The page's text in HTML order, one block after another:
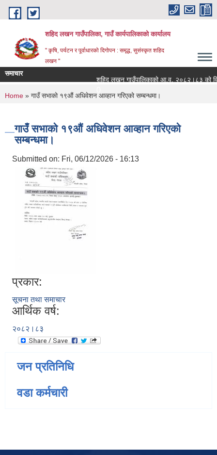
Skip to main content
शहिद लखन गाउँपालिका, गाउँ कार्यपालिकाको कार्यालय
" कृषि, पर्यटन र पूर्वाधारको दिगोपन : समृद्ध, सुसंस्कृत शहिद
लखन "
समाचार
शहिद लखन गाउँपालिकाको आ.व. २०८२।८३ को
You are here
Home » गाउँ सभाको १९औं अधिवेशन आव्हान गरिएको सम्बन्धमा।
गाउँ सभाको १९औं अधिवेशन आव्हान गरिएको
सम्बन्धमा।
Submitted on: Fri, 06/12/2026 - 16:13
प्रकार:
सूचना तथा समाचार
आर्थिक वर्ष:
२०८२।८३
जन प्रतिनिधि
वडा कर्मचारी